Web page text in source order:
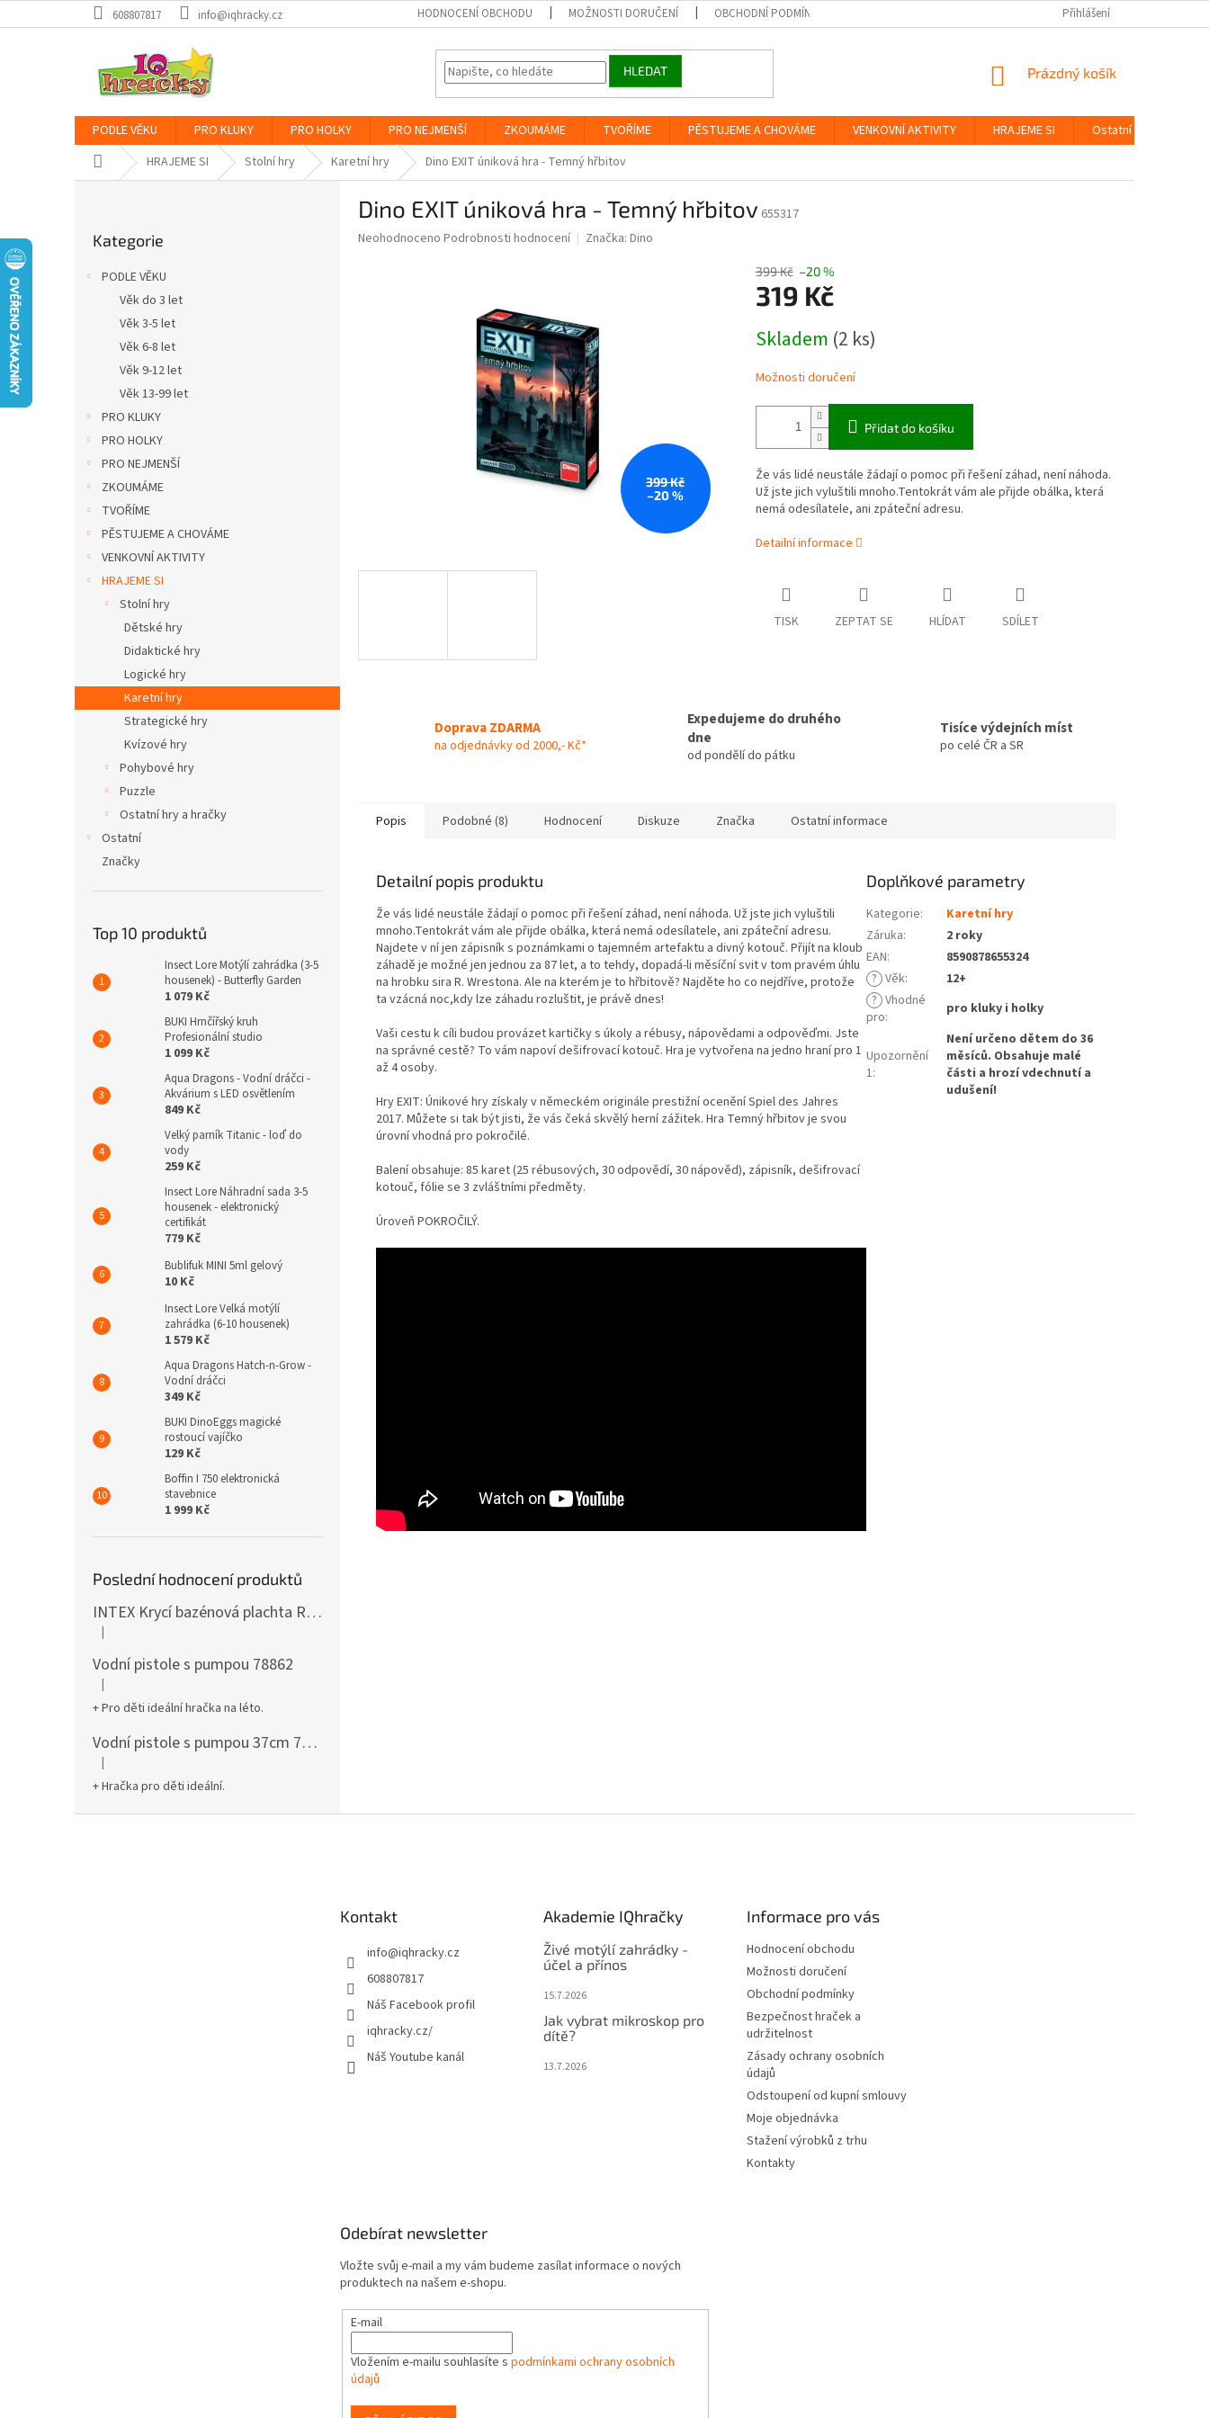
na
608807817 info@iqhracky.cz HODNOCENÍ OBCHODU MOŽNOSTI DORUČENÍ OBCHODNÍ PODMÍNKY ZÁSADY OCHRANY
Přihlášení
HLEDAT
NÁKUPNÍ
Prázdný košík
PODLE VĚKU PRO KLUKY PRO HOLKY PRO NEJMENŠÍ ZKOUMÁME TVOŘÍME PĚSTUJEME A CHOVÁME VENKOVNÍ AKTIVITY HRAJEME SI Ostatní
Domů HRAJEME SI Stolní hry Karetní hry Dino EXIT úniková hra - Temný hřbitov
kategorie
Kategorie
PODLE VĚKU
Věk do 3 let
Věk 3-5 let
Věk 6-8 let
Věk 9-12 let
Věk 13-99 let
PRO KLUKY
PRO HOLKY
PRO NEJMENŠÍ
ZKOUMÁME
TVOŘÍME
PĚSTUJEME A CHOVÁME
VENKOVNÍ AKTIVITY
HRAJEME SI
Stolní hry
Dětské hry
Didaktické hry
Logické hry
Karetní hry
Strategické hry
Kvízové hry
Pohybové hry
Puzzle
Ostatní hry a hračky
Ostatní
Značky
Top 10 produktů
Insect Lore Motýlí zahrádka (3-5
housenek) - Butterfly Garden
1 079 Kč
BUKI Hrnčířský kruh
Profesionální studio
1 099 Kč
Aqua Dragons - Vodní dráčci -
Akvárium s LED osvětlením
849 Kč
Velký parník Titanic - loď do
vody
259 Kč
Insect Lore Náhradní sada 3-5
housenek - elektronický
certifikát
779 Kč
Bublifuk MINI 5ml gelový
10 Kč
Insect Lore Velká motýlí
zahrádka (6-10 housenek)
1 579 Kč
Aqua Dragons Hatch-n-Grow -
Vodní dráčci
349 Kč
BUKI DinoEggs magické
rostoucí vajíčko
129 Kč
Boffin I 750 elektronická
stavebnice
1 999 Kč
Poslední hodnocení produktů
INTEX Krycí bazénová plachta Round 305cm 28030
Hodnocení produktu je 5 z 5 hvězdiček.
|
Vodní pistole s pumpou 78862
Hodnocení produktu je 5 z 5 hvězdiček.
|
+ Pro děti ideální hračka na léto.
Vodní pistole s pumpou 37cm 78961
Hodnocení produktu je 5 z 5 hvězdiček.
|
+ Hračka pro děti ideální.
Dino EXIT úniková hra - Temný hřbitov 655317
Průměrné
Neohodnoceno Podrobnosti hodnocení Značka: Dino
399 Kč
–20 %
399 Kč –20 %
319 Kč
cena:
Skladem (2 ks)
Možnosti doručení
Přidat do košíku
Že vás lidé neustále žádají o pomoc při řešení záhad, není náhoda.
Už jste jich vyluštili mnoho.Tentokrát vám ale přijde obálka, která
nemá odesílatele, ani zpáteční adresu.
Detailní informace
TISK ZEPTAT SE HLÍDAT SDÍLET
Doprava ZDARMA
na odjednávky od 2000,- Kč*
Expedujeme do druhého
dne
od pondělí do pátku
Tisíce výdejních míst
po celé ČR a SR
Popis Podobné (8) Hodnocení Diskuze Značka Ostatní informace
Detailní popis produktu
Že vás lidé neustále žádají o pomoc při řešení záhad, není náhoda. Už jste jich vyluštili
mnoho.Tentokrát vám ale přijde obálka, která nemá odesílatele, ani zpáteční adresu.
Najdete v ní jen zápisník s poznámkami o tajemném artefaktu a divný kotouč. Přijít na kloub
záhadě je možné jen jednou za 87 let, a to tehdy, dopadá-li měsíční svit v tom pravém úhlu
na hrobku sira R. Wrestona. Ale na kterém je to hřbitově? Najděte ho co nejdříve, protože
ta vzácná noc,kdy lze záhadu rozluštit, je právě dnes!
Vaši cestu k cíli budou provázet kartičky s úkoly a rébusy, nápovědami a odpověďmi. Jste
na správné cestě? To vám napoví dešifrovací kotouč. Hra je vytvořena na jedno hraní pro 1
až 4 osoby.
Hry EXIT: Únikové hry získaly v německém originále prestižní ocenění Spiel des Jahres
2017. Můžete si tak být jisti, že vás čeká skvělý herní zážitek. Hra Temný hřbitov je svou
úrovní vhodná pro pokročilé.
Balení obsahuje: 85 karet (25 rébusových, 30 odpovědí, 30 nápověd), zápisník, dešifrovací
kotouč, fólie se 3 zvláštními předměty.
Úroveň POKROČILÝ.
Doplňkové parametry
Kategorie:
Karetní hry
Záruka:
2 roky
EAN:
8590878655324
? Věk:
12+
? Vhodné
pro: pro kluky i holky
Upozornění
1:
Není určeno dětem do 36
měsíců. Obsahuje malé
části a hrozí vdechnutí a
udušení!
Kontakt
info@iqhracky.cz
608807817
Náš Facebook profil
iqhracky.cz/
Náš Youtube kanál
Akademie IQhračky
Živé motýlí zahrádky -
účel a přínos
15.7.2026
Jak vybrat mikroskop pro
dítě?
13.7.2026
Informace pro vás
Hodnocení obchodu
Možnosti doručení
Obchodní podmínky
Bezpečnost hraček a
udržitelnost
Zásady ochrany osobních
údajů
Odstoupení od kupní smlouvy
Moje objednávka
Stažení výrobků z trhu
Kontakty
Odebírat newsletter
Vložte svůj e-mail a my vám budeme zasílat informace o nových
produktech na našem e-shopu.
E-mail
Vložením e-mailu souhlasíte s podmínkami ochrany osobních
údajů